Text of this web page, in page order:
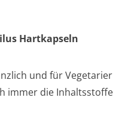
Hartkapseln
und für Vegetarier
immer die Inhaltsstoffe